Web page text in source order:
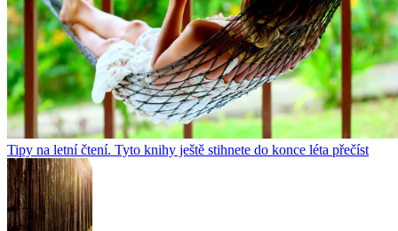
Tipy na letní čtení. Tyto knihy ještě stihnete do konce léta přečíst